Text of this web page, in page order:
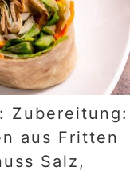
Zubereitung:
aus Fritten
Salz,